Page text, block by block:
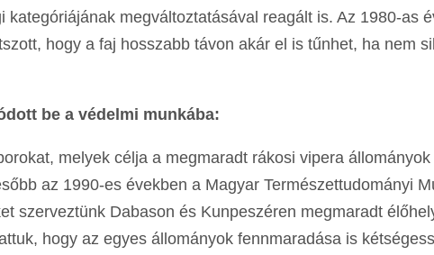
megváltoztatásával reagált is. Az 1980-as
hogy a faj hosszabb távon akár el is tűnhet, ha nem
be a védelmi munkába:
melyek célja a megmaradt rákosi vipera állományok
az 1990-es években a Magyar Természettudományi
szerveztünk Dabason és Kunpeszéren megmaradt
hogy az egyes állományok fennmaradása is